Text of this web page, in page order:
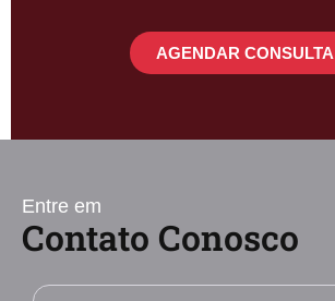
AGENDAR CONSULTA
Entre em
Contato Conosco